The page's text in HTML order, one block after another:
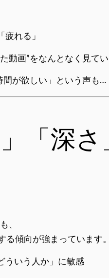
疲れる」
動画”をなんとなく見て
間が欲しい」という声も…
「深
、
る傾向が強まっています。
ういう人か」に敏感